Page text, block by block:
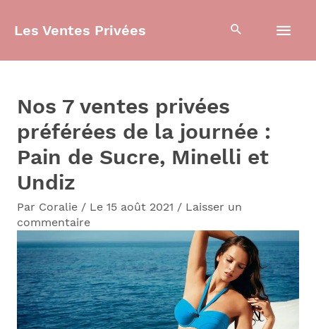
Les Ventes Privées
Nos 7 ventes privées
préférées de la journée :
Pain de Sucre, Minelli et
Undiz
Par Coralie / Le 15 août 2021 / Laisser un
commentaire